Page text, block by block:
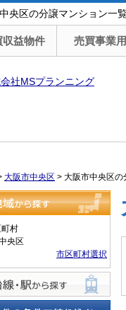
央区の分譲マンション一
収益物件 売買事業用
大阪市中央区 > 大阪市中央区の
探す
村
央区
市区町村選択
から探す